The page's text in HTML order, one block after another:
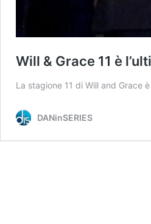
Will & Grace 11 è
La stagione 11 di Will and Grace
DANinSERIES